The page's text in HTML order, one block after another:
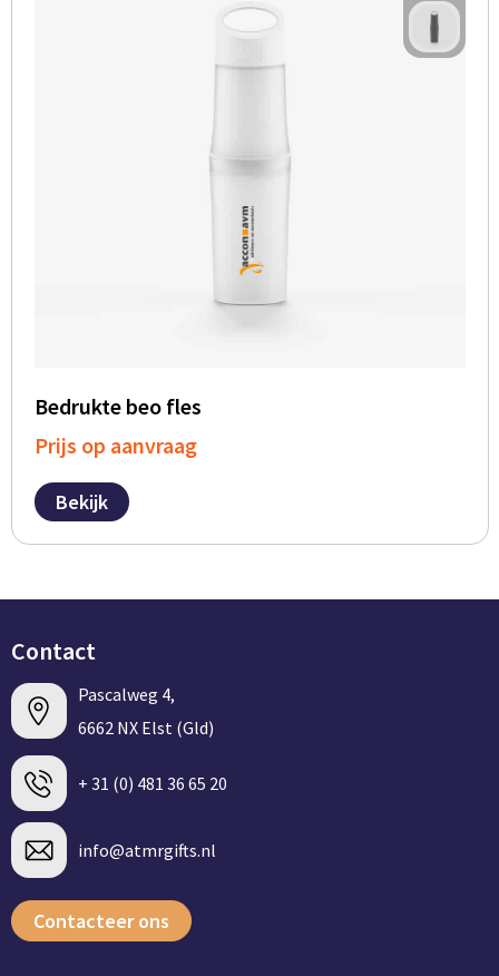
Bedrukte beo fles
Prijs op aanvraag
Bekijk
Contact
Pascalweg 4,
6662 NX Elst (Gld)
+ 31 (0) 481 36 65 20
info@atmrgifts.nl
Contacteer ons